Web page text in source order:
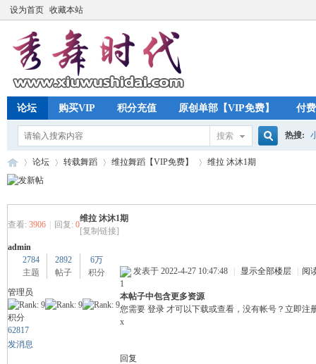
设为首页 收藏本站
论坛 购买VIP 积分充值 原创单部【VIP免费】 付
搜索 热搜:
秀 »
论坛
›
转载舞蹈
›
维拉舞蹈【VIP免费】 维拉 沐沐1期
查看: 3906 回复: 0
维拉 沐沐1期
[复制链接]
admin
2784
主题
2892
帖子
6万
积分
管理员
积分
62817
发消息
发表于 2022-4-27 10:47:48 显示全部楼层
阅
1
本帖子中包含更多资源
您需要 登录 才可以下载或查看，没有帐号？ 立即注
x
回复